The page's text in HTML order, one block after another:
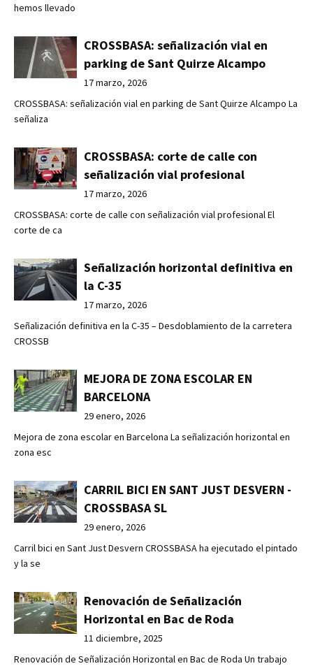
hemos llevado
CROSSBASA: señalización vial en
parking de Sant Quirze Alcampo
17 marzo, 2026
CROSSBASA: señalización vial en parking de Sant Quirze Alcampo La
señaliza
CROSSBASA: corte de calle con
señalización vial profesional
17 marzo, 2026
CROSSBASA: corte de calle con señalización vial profesional El
corte de ca
Señalización horizontal definitiva en
la C-35
17 marzo, 2026
Señalización definitiva en la C-35 – Desdoblamiento de la carretera
CROSSB
MEJORA DE ZONA ESCOLAR EN
BARCELONA
29 enero, 2026
Mejora de zona escolar en Barcelona La señalización horizontal en
zona esc
CARRIL BICI EN SANT JUST DESVERN -
CROSSBASA SL
29 enero, 2026
Carril bici en Sant Just Desvern CROSSBASA ha ejecutado el pintado
y la se
Renovación de Señalización
Horizontal en Bac de Roda
11 diciembre, 2025
Renovación de Señalización Horizontal en Bac de Roda Un trabajo